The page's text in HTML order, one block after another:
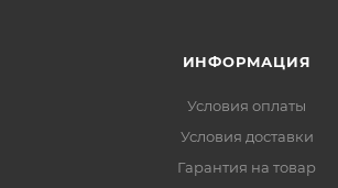
ИНФОРМАЦИЯ
Условия оплаты
Условия доставки
Гарантия на товар